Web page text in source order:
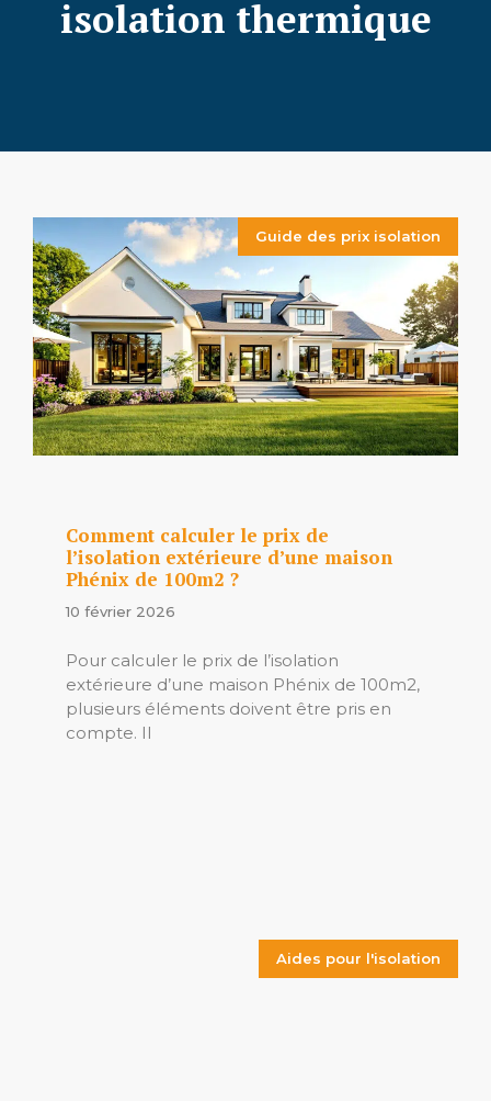
isolation thermique
Guide des prix isolation
Comment calculer le prix de
l’isolation extérieure d’une maison
Phénix de 100m2 ?
10 février 2026
Pour calculer le prix de l’isolation
extérieure d’une maison Phénix de 100m2,
plusieurs éléments doivent être pris en
compte. Il
Aides pour l'isolation